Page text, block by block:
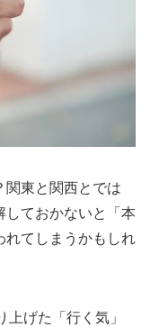
関東と関西とでは
しておかないと「本
れてしまうかもしれ
げた「行く気」